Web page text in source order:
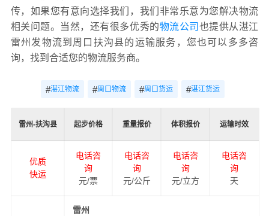
传，如果您有意向选择我们，我们非常乐意为您解决物流
相关问题。当然，还有很多优秀的物流公司 也提供从湛江
雷州发物流到周口扶沟县的运输服务，您也可以多多咨
询，找到合适您的物流服务商。
#湛江物流 #周口物流 #周口货运 #湛江货运
雷州-扶沟县 起步价格 重量报价 体积报价 运输时效
优质
快运
电话咨
询
元/票
电话咨
询
元/公斤
电话咨
询
元/立方
电话咨
询
天
雷州